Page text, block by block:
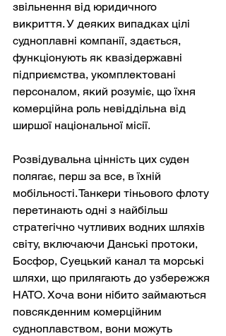
звільнення від юридичного
викриття. У деяких випадках цілі
судноплавні компанії, здається,
функціонують як квазідержавні
підприємства, укомплектовані
персоналом, який розуміє, що їхня
комерційна роль невіддільна від
ширшої національної місії.
Розвідувальна цінність цих суден
полягає, перш за все, в їхній
мобільності. Танкери тіньового флоту
перетинають одні з найбільш
стратегічно чутливих водних шляхів
світу, включаючи Данські протоки,
Босфор, Суецький канал та морські
шляхи, що прилягають до узбережжя
НАТО. Хоча вони нібито займаються
повсякденним комерційним
судноплавством, вони можуть